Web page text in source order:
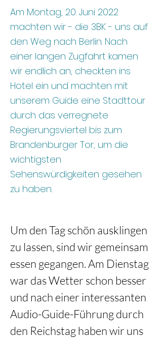
Am Montag, 20. Juni 2022
machten wir - die 3BK - uns auf
den Weg nach Berlin. Nach
einer langen Zugfahrt kamen
wir endlich an, checkten ins
Hotel ein und machten mit
unserem Guide eine Stadttour
durch das verregnete
Regierungsviertel bis zum
Brandenburger Tor, um die
wichtigsten
Sehenswürdigkeiten gesehen
zu haben.
Um den Tag schön ausklingen
zu lassen, sind wir gemeinsam
essen gegangen. Am Dienstag
war das Wetter schon besser
und nach einer interessanten
Audio-Guide-Führung durch
den Reichstag haben wir uns